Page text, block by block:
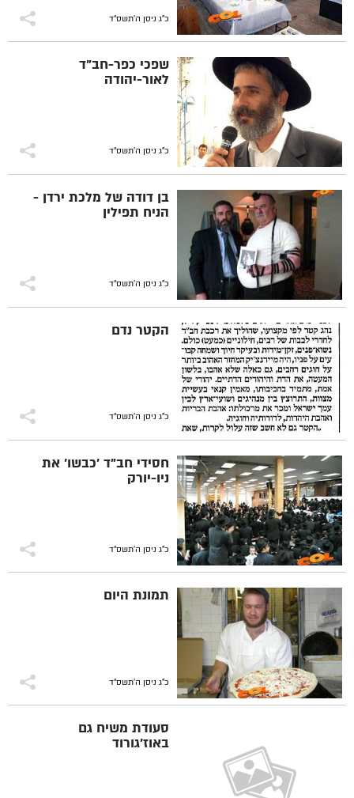
כ"ג ניסן ה׳תשס״ד
שפכי כפר-חב"ד
לאור-יהודה
כ"ג ניסן ה׳תשס״ד
בן דודה של מלכת ירדן -
הניח תפילין
כ"ג ניסן ה׳תשס״ד
הקטר נדם
כ"ג ניסן ה׳תשס״ד
חסידי חב"ד 'כבשו' את
ניו-יורק
כ"ג ניסן ה׳תשס״ד
תמונת היום
כ"ג ניסן ה׳תשס״ד
סעודת משיח גם
באוז'גורוד